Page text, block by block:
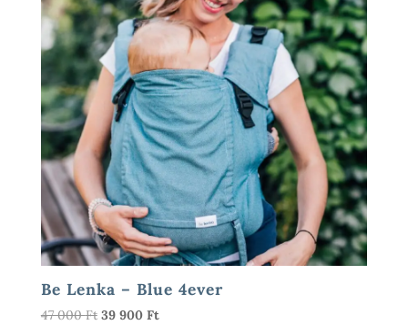
Be Lenka – Blue 4ever
47 000Ft Original
39 900 FtCurrent